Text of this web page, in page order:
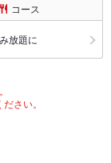
コース
放題に
さい。